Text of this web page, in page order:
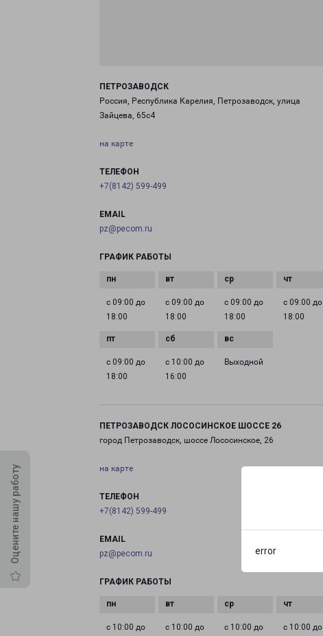
error
Оцените нашу работу
ПЕТРОЗАВОДСК
Россия, Республика Карелия, Петрозаводск, улица
Зайцева, 65с4
на карте
ТЕЛЕФОН
+7(8142) 599-499
EMAIL
pz@pecom.ru
ГРАФИК РАБОТЫ
с 09:00 до
18:00
с 09:00 до
18:00
с 09:00 до
18:00
с 09:00 до
18:00
с 09:00 до
18:00
с 10:00 до
16:00
Выходной
ПЕТРОЗАВОДСК ЛОСОСИНСКОЕ ШОССЕ 26
город Петрозаводск, шоссе Лососинское, 26
на карте
ТЕЛЕФОН
+7(8142) 599-499
EMAIL
pz@pecom.ru
ГРАФИК РАБОТЫ
с 10:00 до
с 10:00 до
с 10:00 до
с 10:00 до